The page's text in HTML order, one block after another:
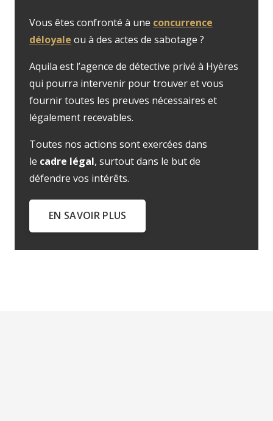
Vous êtes confronté à une concurrence
déloyale ou à des actes de sabotage ?
Aquila est l’agence de détective privé à Hyères
qui pourra intervenir pour trouver et vous
fournir toutes les preuves nécessaires et
légalement recevables.
Toutes nos actions sont exercées dans
le cadre légal, surtout dans le but de
défendre vos intérêts.
EN SAVOIR PLUS